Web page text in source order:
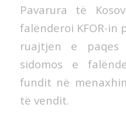
Pavarura të
falënderoi KFOR-in
ruajtjen e
sidomos e
fundit në
të vendit.